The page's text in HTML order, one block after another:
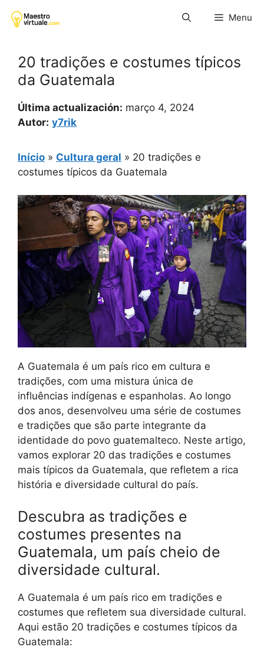
para
Menu
20 tradições e costumes típicos
da Guatemala
Última actualización: março 4, 2024
Autor: y7rik
Início » Cultura geral » 20 tradições e
costumes típicos da Guatemala
A Guatemala é um país rico em cultura e
tradições, com uma mistura única de
influências indígenas e espanholas. Ao longo
dos anos, desenvolveu uma série de costumes
e tradições que são parte integrante da
identidade do povo guatemalteco. Neste artigo,
vamos explorar 20 das tradições e costumes
mais típicos da Guatemala, que refletem a rica
história e diversidade cultural do país.
Descubra as tradições e
costumes presentes na
Guatemala, um país cheio de
diversidade cultural.
A Guatemala é um país rico em tradições e
costumes que refletem sua diversidade cultural.
Aqui estão 20 tradições e costumes típicos da
Guatemala: